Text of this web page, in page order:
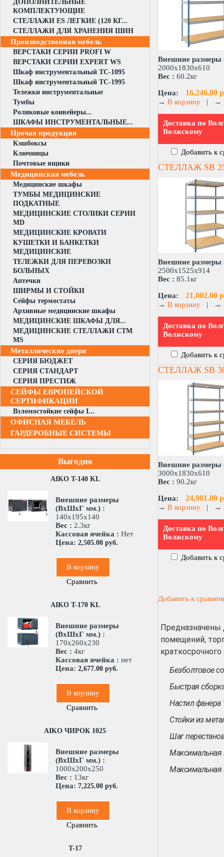
ДОПОЛНИТЕЛЬНЫЕ
КОМПЛЕКТУЮЩИЕ
СТЕЛЛАЖИ ES ЛЕГКИЕ (120 КГ...
СТЕЛЛАЖИ ДЛЯ ХРАНЕНИЯ ШИН
Производственная мебель
ВЕРСТАКИ СЕРИИ PROFI W
ВЕРСТАКИ СЕРИИ EXPERT WS
Шкаф инструментальный TC-1095
Шкаф инструментальный TC-1995
Тележки инструментальные
Тумбы
Роликовые конвейеры...
ШКАФЫ ИНСТРУМЕНТАЛЬНЫЕ...
Прочая продукция
Кэшбоксы
Ключницы
Почтовые ящики
Медицинская мебель
Медицинские шкафы
ТУМБЫ МЕДИЦИНСКИЕ
ПОДКАТНЫЕ
МЕДИЦИНСКИЕ СТОЛИКИ СЕРИИ
MD
МЕДИЦИНСКИЕ КРОВАТИ
КУШЕТКИ И БАНКЕТКИ
МЕДИЦИНСКИЕ
ТЕЛЕЖКИ ДЛЯ ПЕРЕВОЗКИ
БОЛЬНЫХ
Аптечки
ШИРМЫ И СТОЙКИ
Сейфы термостаты
Архивные медицинские шкафы
МЕДИЦИНСКИЕ ШКАФЫ ДЛЯ...
МЕДИЦИНСКИЕ СТЕЛЛАЖИ CTM
MS
Металлические двери
СЕРИЯ БЮДЖЕТ
СЕРИЯ СТАНДАРТ
СЕРИЯ ПРЕСТИЖ
СЕЙФЫ ЕВРОПЕЙСКОЙ
СЕРТИФИКАЦИИ
Взломостойкие сейфы I...
ОФИСНАЯ МЕБЕЛЬ
ГАРДЕРОБНЫЕ СИСТЕМЫ
Выгодно
AIKO T-140 KL
Внешние размеры
(ВхШхГ мм.) :
140x195x140
Вес : 2.3кг
Кассовая ячейка : Нет
Цена: 2,505.00 руб.
В корзину
Сравнить
AIKO T-170 KL
Внешние размеры
(ВхШхГ мм.) :
170x260x230
Вес : 4кг
Кассовая ячейка : нет
Цена: 2,677.00 руб.
В корзину
Сравнить
AIKO ЧИРОК 1025
Внешние размеры
(ВхШхГ мм.) :
1000x200x250
Вес : 13кг
Цена: 7,225.00 руб.
В корзину
Сравнить
T-17
Внешние
2000x1830x610
Вес : 60.2кг
Цена: 16,246.00
→ В корзину | →
Доставка по
Волжскому
Добавить к
СТЕЛЛАЖ SB
Внешние
2500x1525x914
Вес : 85.1кг
Цена: 21,002.00
→ В корзину | →
Доставка по
Волжскому
Добавить к
СТЕЛЛАЖ SB
Внешние
3000x1830x610
Вес : 90.2кг
Цена: 24,901.00
→ В корзину | →
Доставка по
Волжскому
Добавить к
Добавить к
Предназначены
помещений,
Безболтовое
Быстрая
Настил
Стойки из
Шаг
Максимальная
Максимальная